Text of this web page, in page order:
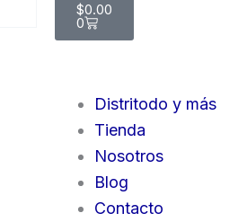
$0.00
0
Distritodo y más
Tienda
Nosotros
Blog
Contacto